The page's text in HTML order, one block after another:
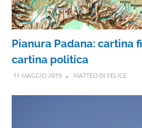
Pianura Padana: cartina
cartina politica
11 MAGGIO 2019 MATTEO DI FELICE